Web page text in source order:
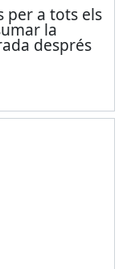
per a tots els
la
després